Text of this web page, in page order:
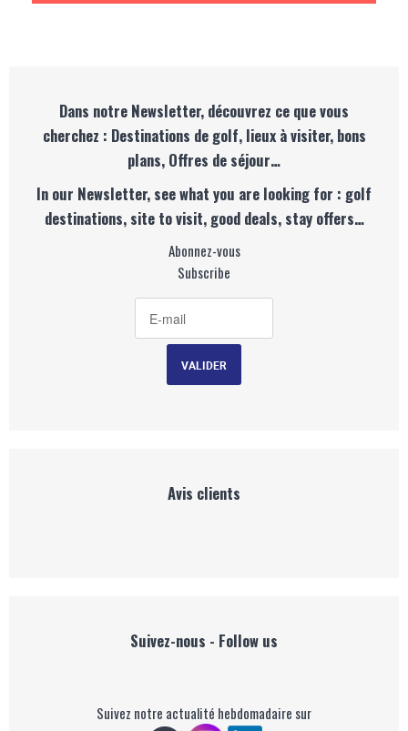
Dans notre Newsletter, découvrez ce que vous
cherchez : Destinations de golf, lieux à visiter, bons
plans, Offres de séjour…
In our Newsletter, see what you are looking for : golf
destinations, site to visit, good deals, stay offers…
Abonnez-vous
Subscribe
Avis clients
Suivez-nous - Follow us
Suivez notre actualité hebdomadaire sur